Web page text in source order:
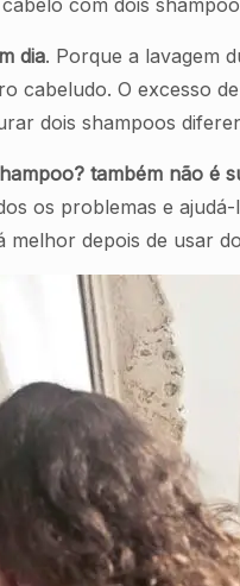
com dois
dia. Porque a lavagem
cabeludo. O excesso
dois shampoos
também não é
os problemas e
depois de usar